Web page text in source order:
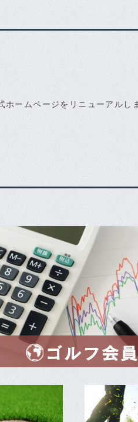
ームページをリニューアルし